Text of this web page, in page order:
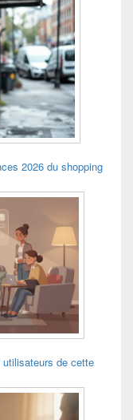
2026 du shopping
de cette